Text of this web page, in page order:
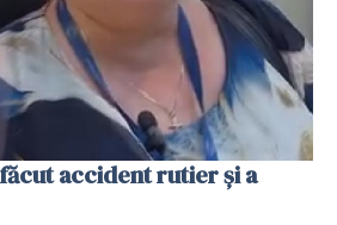
accident rutier și a